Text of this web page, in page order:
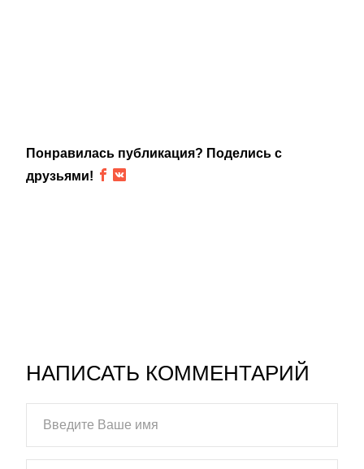
Понравилась публикация? Поделись с
друзьями!
НАПИСАТЬ КОММЕНТАРИЙ